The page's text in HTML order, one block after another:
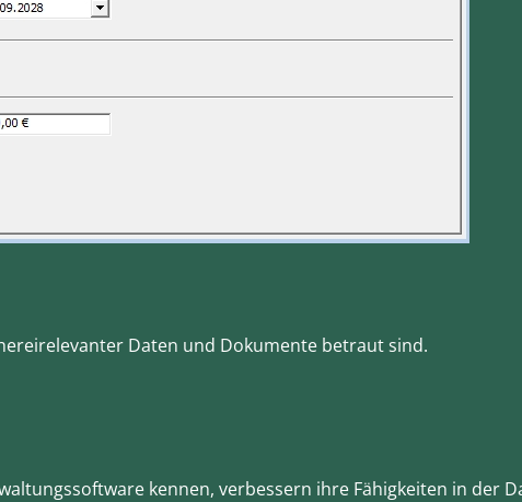
Daten und Dokumente betraut sind.
kennen, verbessern ihre Fähigkeiten in der